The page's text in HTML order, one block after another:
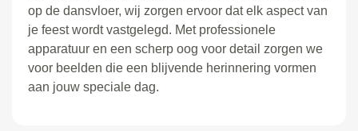
op de dansvloer, wij zorgen ervoor dat elk aspect van
je feest wordt vastgelegd. Met professionele
apparatuur en een scherp oog voor detail zorgen we
voor beelden die een blijvende herinnering vormen
aan jouw speciale dag.